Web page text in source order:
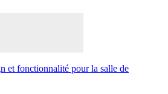
et fonctionnalité pour la salle de